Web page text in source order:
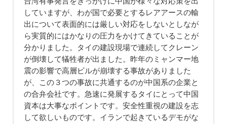
していますが、わが国で必要とするレアアースの輸
出について表面的には厳しい対応をしないとしなが
ら実質的にはかなりの圧力をかけてきていることが
分かりました。タイの建設現場で連続してクレーン
が倒壊して犠牲者が出ました。昨年のミャンマー地
震の影響で高層ビルが崩壊する事故がありました
が、この３つの事故に共通するのが中国系の企業と
の合弁会社です。急速に発展するタイにとって中国
資本は大事なポイントです。安全性重視の建設を志
して欲しいものです。イランで起きているデモがな